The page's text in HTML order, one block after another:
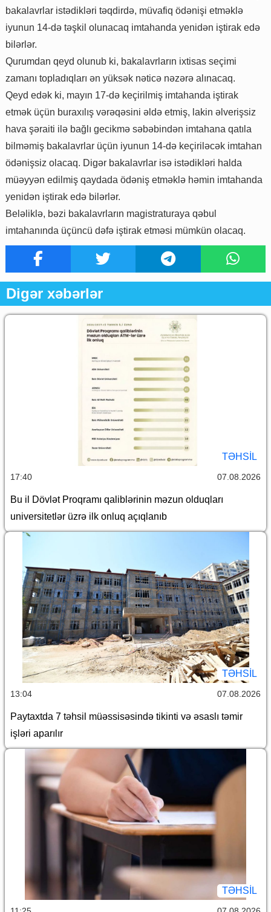
bakalavrlar istədikləri təqdirdə, müvafiq ödənişi etməklə
iyunun 14-də təşkil olunacaq imtahanda yenidən iştirak edə
bilərlər.
Qurumdan qeyd olunub ki, bakalavrların ixtisas seçimi
zamanı topladıqları ən yüksək nəticə nəzərə alınacaq.
Qeyd edək ki, mayın 17-də keçirilmiş imtahanda iştirak
etmək üçün buraxılış vərəqəsini əldə etmiş, lakin əlverişsiz
hava şəraiti ilə bağlı gecikmə səbəbindən imtahana qatıla
bilməmiş bakalavrlar üçün iyunun 14-də keçiriləcək imtahan
ödənişsiz olacaq. Digər bakalavrlar isə istədikləri halda
müəyyən edilmiş qaydada ödəniş etməklə həmin imtahanda
yenidən iştirak edə bilərlər.
Beləliklə, bəzi bakalavrların magistraturaya qəbul
imtahanında üçüncü dəfə iştirak etməsi mümkün olacaq.
Digər xəbərlər
TƏHSIL
17:40 07.08.2026
Bu il Dövlət Proqramı qaliblərinin məzun olduqları
universitetlər üzrə ilk onluq açıqlanıb
TƏHSIL
13:04 07.08.2026
Paytaxtda 7 təhsil müəssisəsində tikinti və əsaslı təmir
işləri aparılır
TƏHSIL